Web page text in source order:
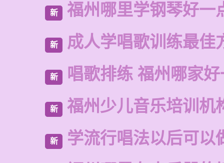
新 福州哪里学钢琴好一
新 成人学唱歌训练最佳
新 唱歌排练 福州哪家
新 福州少儿音乐培训机
新 学流行唱法以后可以